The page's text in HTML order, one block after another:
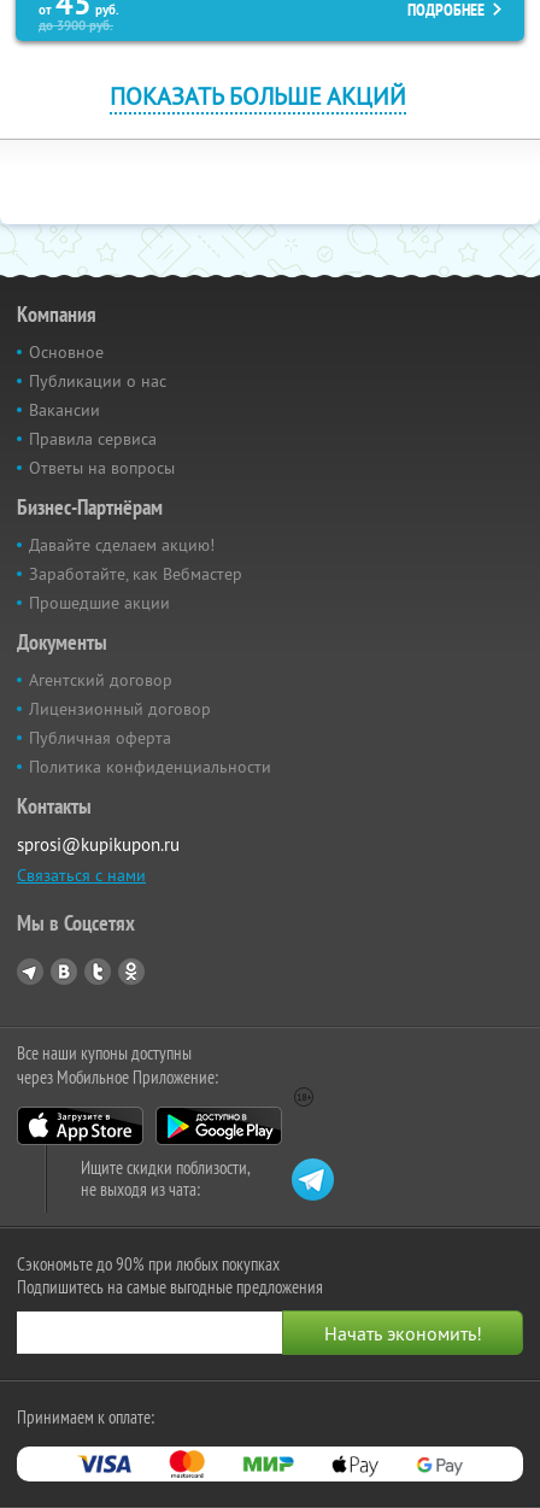
от
руб.
до3900руб.
ПОДРОБНЕЕ
ПОКАЗАТЬ БОЛЬШЕ АКЦИЙ
Компания
Основное
Публикации о нас
Вакансии
Правила сервиса
Ответы на вопросы
Бизнес-Партнёрам
Давайте сделаем акцию!
Заработайте, как Вебмастер
Прошедшие акции
Документы
Агентский договор
Лицензионный договор
Публичная оферта
Политика конфиденциальности
Контакты
sprosi@kupikupon.ru
Связаться с нами
Мы в Соцсетях
Все наши купоны доступны
через Мобильное Приложение:
Ищите скидки поблизости,
не выходя из чата:
Сэкономьте до 90% при любых покупках
Подпишитесь на самые выгодные предложения
Принимаем к оплате: